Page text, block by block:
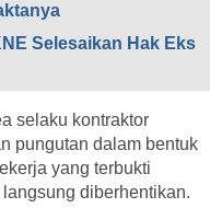
Selesaikan Hak Eks
selaku kontraktor
pungutan dalam bentuk
yang terbukti
diberhentikan.